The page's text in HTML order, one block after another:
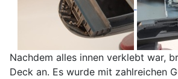
Nachdem alles innen verklebt war,
Deck an. Es wurde mit zahlreichen